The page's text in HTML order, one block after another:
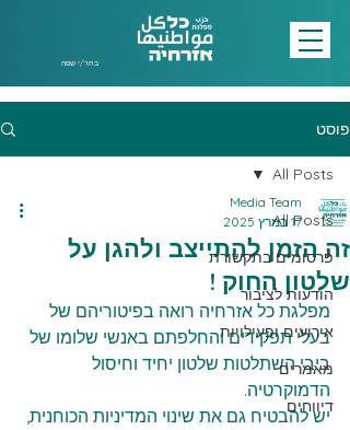
בחר/י שפה
פוסט
All Posts
פרסומים בתקשורת
הודעות לציבור
אירועים ופעילויות
מאמרים
דיווחים
All Posts
זה הזמן להתייצב ולהגן על
שלטון החוק !
Media Team
17 במרץ 2025
מפלגת כל אזרחיה רואה בפיטוריהם של
בעלי תפקידים והחלפתם באנשי שלומו של
ביבי השתלטות שלטון יחיד וחיסול
הדמוקרטיה.
יש להבטיח גם את שינוי המדיניות הכוחנית,